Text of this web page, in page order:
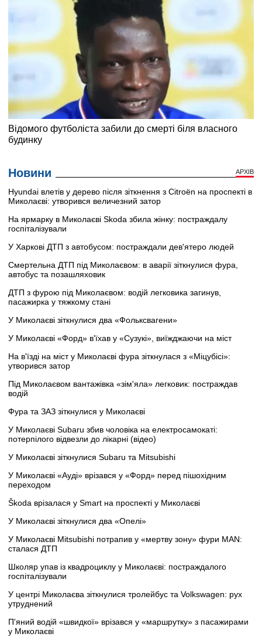
Новини АРХІВ
Hyundai влетів у дерево після зіткнення з Citroën на проспекті в
Миколаєві: утворився величезний затор
На ярмарку в Миколаєві Skoda збила жінку: постраждалу
госпіталізували
У Харкові ДТП з автобусом: постраждали дев'ятеро людей
Смертельна ДТП під Миколаєвом: в аварії зіткнулися фура,
автобус та позашляховик
ДТП з фурою під Миколаєвом: водій легковика загинув,
пасажирка у тяжкому стані
У Миколаєві зіткнулися два «Фольксвагени»
У Миколаєві «Форд» в'їхав у «Сузукі», виїжджаючи на міст
На в'їзді на міст у Миколаєві фура зіткнулася з «Міцубісі»:
утворився затор
Під Миколаєвом вантажівка «зім'яла» легковик: постраждав
водій
Фура та ЗАЗ зіткнулися у Миколаєві
У Миколаєві Subaru збив чоловіка на електросамокаті:
потерпілого відвезли до лікарні (відео)
У Миколаєві зіткнулися Subaru та Mitsubishi
У Миколаєві «Ауді» врізався у «Форд» перед пішохідним
переходом
Škoda врізалася у Smart на проспекті у Миколаєві
У Миколаєві зіткнулися два «Опелі»
У Миколаєві Mitsubishi потрапив у «мертву зону» фури MAN:
сталася ДТП
Школяр упав із квадроциклу у Миколаєві: постраждалого
госпіталізували
У центрі Миколаєва зіткнулися тролейбус та Volkswagen: рух
утруднений
П'яний водій «швидкої» врізався у «маршрутку» з пасажирами
у Миколаєві